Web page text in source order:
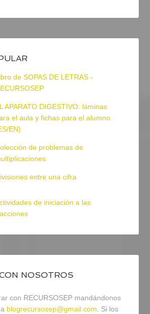
de SOPAS DE LETRAS -
APARATO DIGESTIVO: láminas
el aula y fichas para el alumno
EN)
de problemas de
entre una cifra
de iniciación a las
NOSOTROS
con RECURSOSEP mandándonos
blogrecursosep@gmail.com. Si los